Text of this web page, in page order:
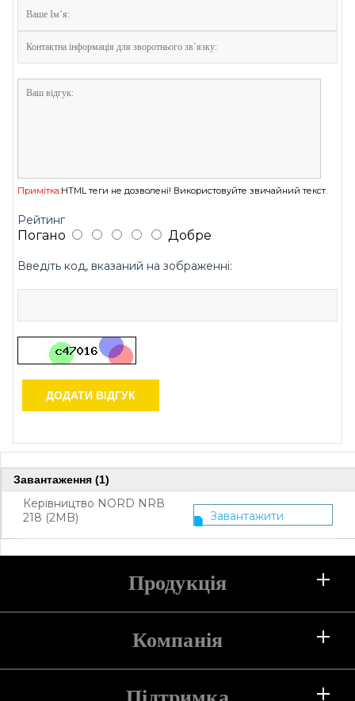
Примітка:HTML теги не дозволені! Використовуйте звичайний текст.
Рейтинг
Погано Добре
Введіть код, вказаний на зображенні:
ДОДАТИ ВІДГУК
Завантаження (1)
Керівництво NORD NRВ
218 (2MB)
Завантажити
Продукція
Холодильники
Морозильні камери
Компанія
Про компанію